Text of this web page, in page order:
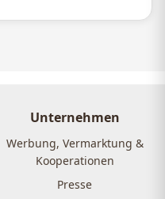
Unternehmen
Werbung, Vermarktung &
Kooperationen
Presse